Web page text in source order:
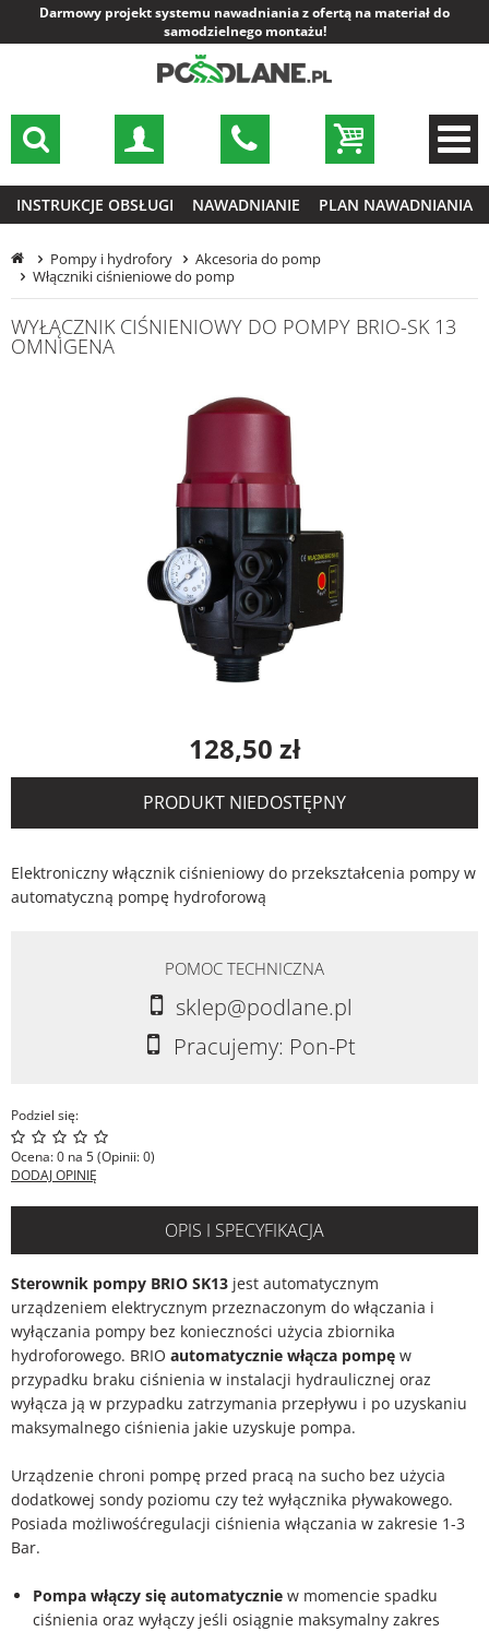
Darmowy projekt systemu nawadniania z ofertą na materiał do
samodzielnego montażu!
INSTRUKCJE OBSŁUGI NAWADNIANIE PLAN NAWADNIANIA
Pompy i hydrofory
Akcesoria do pomp
Włączniki ciśnieniowe do pomp
WYŁĄCZNIK CIŚNIENIOWY DO POMPY BRIO-SK 13
OMNIGENA
128,50 zł
PRODUKT NIEDOSTĘPNY
Elektroniczny włącznik ciśnieniowy do przekształcenia pompy w
automatyczną pompę hydroforową
POMOC TECHNICZNA
sklep@podlane.pl
Pracujemy: Pon-Pt
Podziel się:
Ocena: 0 na 5 (Opinii: 0)
DODAJ OPINIĘ
OPIS I SPECYFIKACJA
Sterownik pompy BRIO SK13 jest automatycznym
urządzeniem elektrycznym przeznaczonym do włączania i
wyłączania pompy bez konieczności użycia zbiornika
hydroforowego. BRIO automatycznie włącza pompę w
przypadku braku ciśnienia w instalacji hydraulicznej oraz
wyłącza ją w przypadku zatrzymania przepływu i po uzyskaniu
maksymalnego ciśnienia jakie uzyskuje pompa.
Urządzenie chroni pompę przed pracą na sucho bez użycia
dodatkowej sondy poziomu czy też wyłącznika pływakowego.
Posiada możliwośćregulacji ciśnienia włączania w zakresie 1-3
Bar.
Pompa włączy się automatycznie w momencie spadku
ciśnienia oraz wyłączy jeśli osiągnie maksymalny zakres